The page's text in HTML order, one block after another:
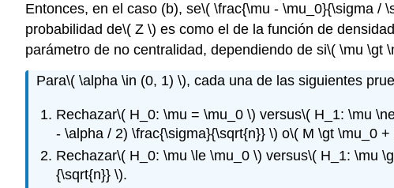
Entonces, en el caso (b), se\( \frac{\mu - \mu_0}{\sigma /
probabilidad de\( Z \) es como el de la función de
parámetro de no centralidad, dependiendo de si\( \mu \gt
Para\( \alpha \in (0, 1) \), cada una de las siguientes
Rechazar\( H_0: \mu = \mu_0 \) versus\( H_1: \mu
- \alpha / 2) \frac{\sigma}{\sqrt{n}} \) o\( M \gt \mu_0
Rechazar\( H_0: \mu \le \mu_0 \) versus\( H_1: \mu
{\sqrt{n}} \).